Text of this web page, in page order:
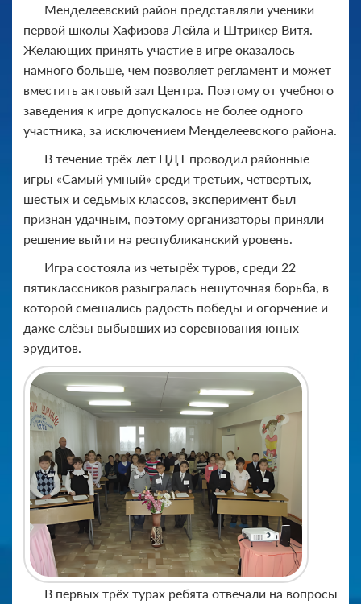
Менделеевский район представляли ученики
первой школы Хафизова Лейла и Штрикер Витя.
Желающих принять участие в игре оказалось
намного больше, чем позволяет регламент и может
вместить актовый зал Центра. Поэтому от учебного
заведения к игре допускалось не более одного
участника, за исключением Менделеевского района.
В течение трёх лет ЦДТ проводил районные
игры «Самый умный» среди третьих, четвертых,
шестых и седьмых классов, эксперимент был
признан удачным, поэтому организаторы приняли
решение выйти на республиканский уровень.
Игра состояла из четырёх туров, среди 22
пятиклассников разыгралась нешуточная борьба, в
которой смешались радость победы и огорчение и
даже слёзы выбывших из соревнования юных
эрудитов.
В первых трёх турах ребята отвечали на вопросы